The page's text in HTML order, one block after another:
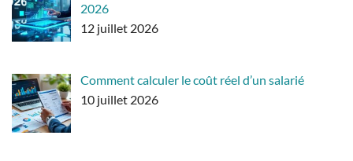
2026
12 juillet 2026
Comment calculer le coût réel d’un salarié
10 juillet 2026